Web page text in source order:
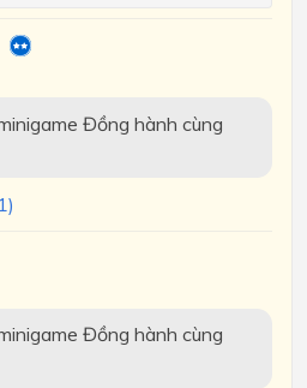
Đồng hành cùng
Đồng hành cùng